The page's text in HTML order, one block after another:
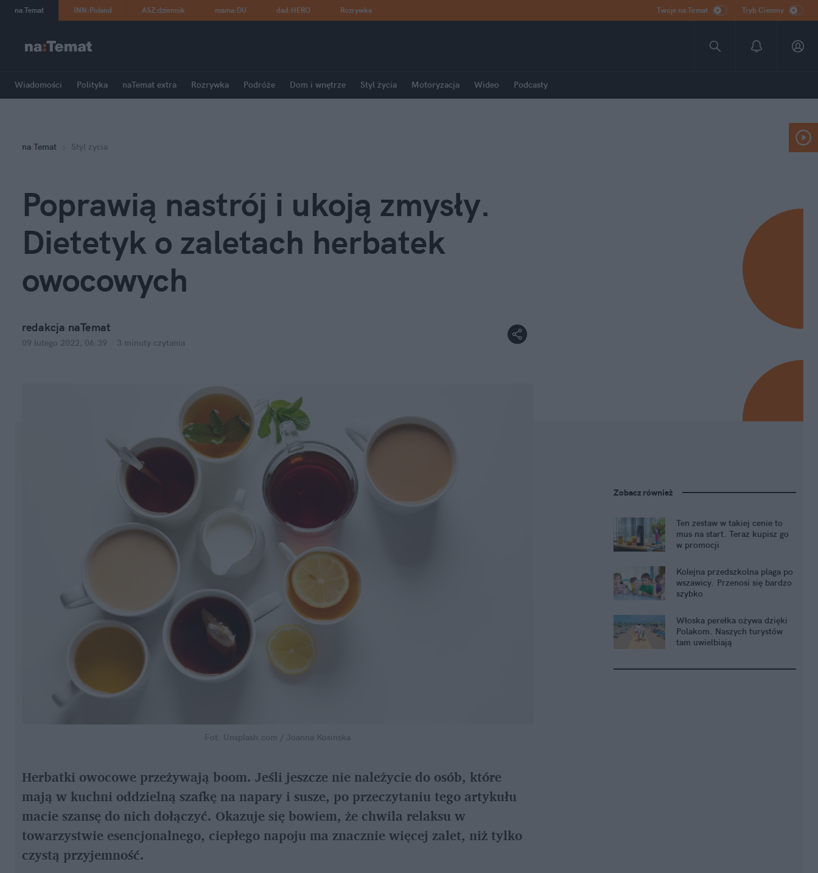
na:Temat INN:Poland ASZ:dziennik mama:DU dad:HERO Rozrywka Twoje na:Temat Tryb Ciemny
Wiadomości Polityka naTemat extra Rozrywka Podróże Dom i wnętrze Styl życia Motoryzacja Wideo Podcasty
na:Temat Styl życia
Poprawią nastrój i ukoją zmysły.
Dietetyk o zaletach herbatek
owocowych
redakcja naTemat
09 lutego 2022, 06:39 3 minuty czytania
Fot. Unsplash.com / Joanna Kosinska
Herbatki owocowe przeżywają boom. Jeśli jeszcze nie należycie do osób, które
mają w kuchni oddzielną szafkę na napary i susze, po przeczytaniu tego artykułu
macie szansę do nich dołączyć. Okazuje się bowiem, że chwila relaksu w
towarzystwie esencjonalnego, ciepłego napoju ma znacznie więcej zalet, niż tylko
czystą przyjemność.
Zobacz również
Ten zestaw w takiej cenie to
mus na start. Teraz kupisz go
w promocji
Kolejna przedszkolna plaga po
wszawicy. Przenosi się bardzo
szybko
Włoska perełka ożywa dzięki
Polakom. Naszych turystów
tam uwielbiają